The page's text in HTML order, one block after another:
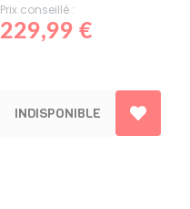
Prix conseillé :
229,99 €
INDISPONIBLE